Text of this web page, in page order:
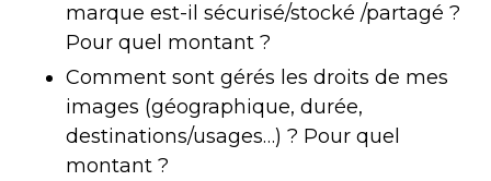
marque est-il sécurisé/stocké /partagé ?
Pour quel montant ?
Comment sont gérés les droits de mes
images (géographique, durée,
destinations/usages…) ? Pour quel
montant ?